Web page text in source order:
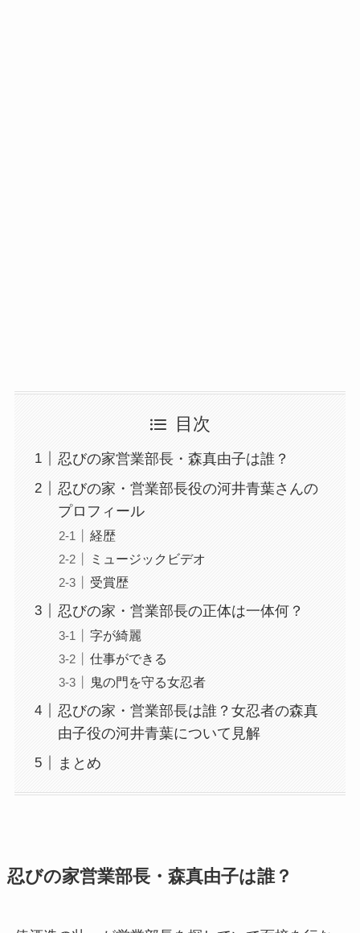
目次
忍びの家営業部長・森真由子は誰？
忍びの家・営業部長役の河井青葉さんの
プロフィール
経歴
ミュージックビデオ
受賞歴
忍びの家・営業部長の正体は一体何？
字が綺麗
仕事ができる
鬼の門を守る女忍者
忍びの家・営業部長は誰？女忍者の森真
由子役の河井青葉について見解
まとめ
忍びの家営業部長・森真由子は誰？